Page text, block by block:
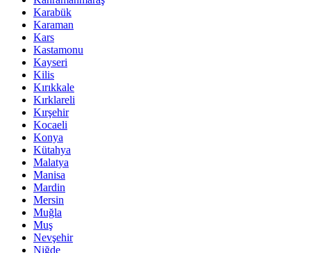
Karabük
Karaman
Kars
Kastamonu
Kayseri
Kilis
Kırıkkale
Kırklareli
Kırşehir
Kocaeli
Konya
Kütahya
Malatya
Manisa
Mardin
Mersin
Muğla
Muş
Nevşehir
Niğde